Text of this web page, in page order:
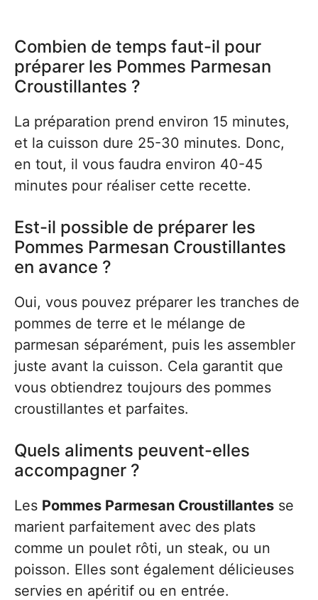
Combien de temps faut-il pour
préparer les Pommes Parmesan
Croustillantes ?
La préparation prend environ 15 minutes,
et la cuisson dure 25-30 minutes. Donc,
en tout, il vous faudra environ 40-45
minutes pour réaliser cette recette.
Est-il possible de préparer les
Pommes Parmesan Croustillantes
en avance ?
Oui, vous pouvez préparer les tranches de
pommes de terre et le mélange de
parmesan séparément, puis les assembler
juste avant la cuisson. Cela garantit que
vous obtiendrez toujours des pommes
croustillantes et parfaites.
Quels aliments peuvent-elles
accompagner ?
Les Pommes Parmesan Croustillantes se
marient parfaitement avec des plats
comme un poulet rôti, un steak, ou un
poisson. Elles sont également délicieuses
servies en apéritif ou en entrée.